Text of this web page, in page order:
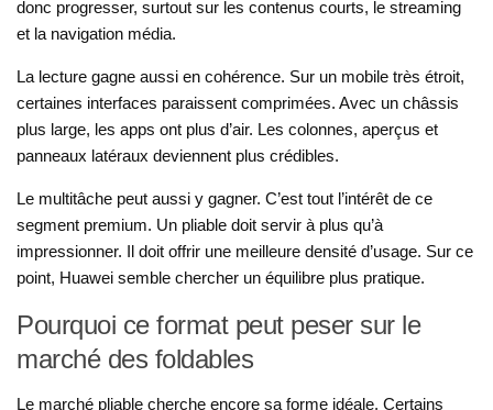
donc progresser, surtout sur les contenus courts, le streaming
et la navigation média.
La lecture gagne aussi en cohérence. Sur un mobile très étroit,
certaines interfaces paraissent comprimées. Avec un châssis
plus large, les apps ont plus d’air. Les colonnes, aperçus et
panneaux latéraux deviennent plus crédibles.
Le multitâche peut aussi y gagner. C’est tout l’intérêt de ce
segment premium. Un pliable doit servir à plus qu’à
impressionner. Il doit offrir une meilleure densité d’usage. Sur ce
point, Huawei semble chercher un équilibre plus pratique.
Pourquoi ce format peut peser sur le
marché des foldables
Le marché pliable cherche encore sa forme idéale. Certains